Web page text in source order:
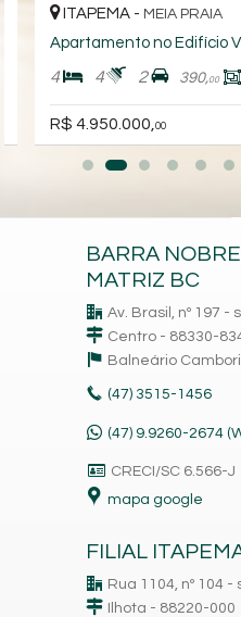
ITAPEMA - MEIA PRAIA
Apartamento no Edifício
4 4 2 390,00
R$ 4.950.000,00
BARRA
MATRIZ BC
Av. Brasil, nº 197 -
Centro - 88330-
Balneário
(47) 3515-1456
(47) 9.9260-2674
CRECI/SC 6.566-J
mapa google
FILIAL
Rua 1104, nº 104 -
Ilhota - 88220-000